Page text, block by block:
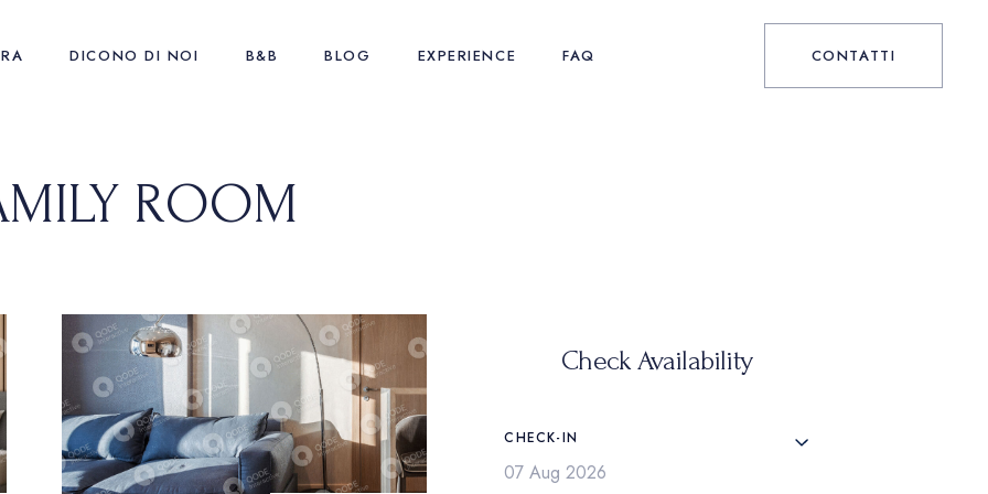
DICONO DI NOI B&B BLOG EXPERIENCE FAQ CONTATTI
ROOM
Check Availability
CHECK-IN